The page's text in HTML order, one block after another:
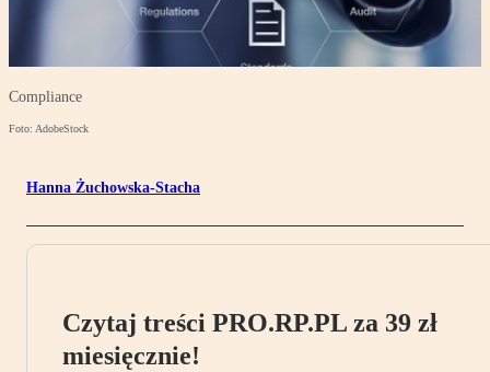
Compliance
Foto: AdobeStock
Hanna Żuchowska-Stacha
Czytaj treści PRO.RP.PL za 39 zł
miesięcznie!